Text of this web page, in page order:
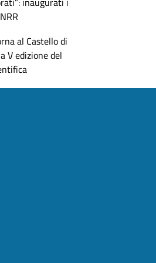
al Castello di
V edizione del